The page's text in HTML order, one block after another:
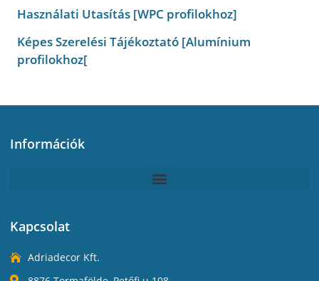
Használati Utasítás [WPC profilokhoz]
Képes Szerelési Tájékoztató [Alumínium
profilokhoz[
Információk
Kapcsolat
Adriadecor Kft.